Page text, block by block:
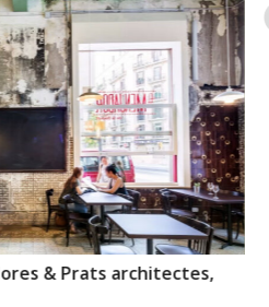
& Prats architectes,